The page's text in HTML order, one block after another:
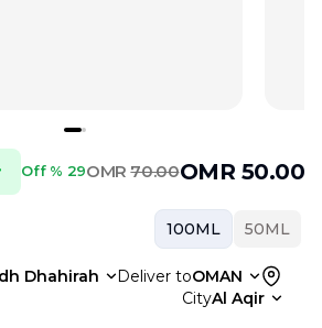
OMR 50.00
OMR 70.00
29 % Off
50ML
100ML
Deliver toOMAN
Dhahirah
CityAl Aqir